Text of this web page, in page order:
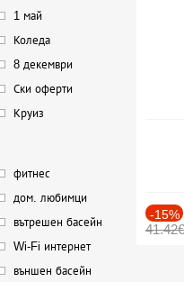
1 май
Коледа
8 декември
Ски оферти
Круиз
фитнес
дом. любимци
вътрешен басейн
Wi-Fi интернет
външен басейн
-15%
41.42€